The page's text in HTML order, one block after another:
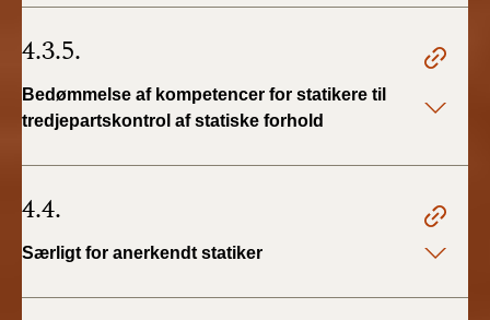
4.3.5.
Bedømmelse af kompetencer for statikere til
tredjepartskontrol af statiske forhold
4.4.
Særligt for anerkendt statiker